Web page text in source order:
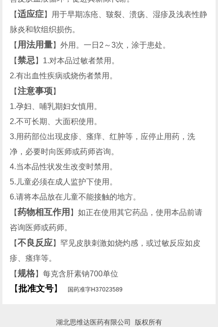
【适应症】用于早期冻疮、皲裂、溃疡、湿疹及浅表性静
脉炎和软组织损伤。
【 用法用量】外用。一日2～3次，涂于患处。
【禁忌 】1.对本品过敏者禁用。
2.有出血性疾病或烧伤者禁用。
【注意事项】
1.孕妇、哺乳期妇女慎用。
2.不可长期、大面积使用。
3.用药部位出现皮疹、瘙痒、红肿等，应停止用药，洗
净，必要时向医师或药师咨询。
4.当本品性状发生改变时禁用。
5.儿童必须在成人监护下使用。
6.请将本品放在儿童不能接触的地方。
【药物相互作用 】如正在使用其它药品，使用本品前请
咨询医师或药师。
【不良反应】罕见皮肤刺激如烧灼感，或过敏反应如皮
疹、瘙痒等。
【规格】每克含肝素钠700单位
【批准文号】 国药准字H37023589
湖北思维达医药有限公司 版权所有